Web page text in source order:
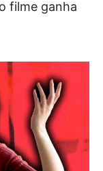
filme ganha